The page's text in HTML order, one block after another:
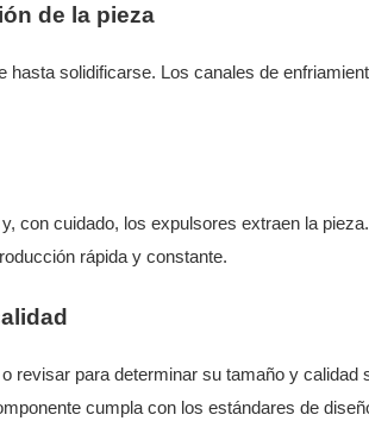
de la pieza
hasta solidificarse. Los canales de
con cuidado, los expulsores extraen la
rápida y constante.
revisar para determinar su tamaño y
cumpla con los estándares de